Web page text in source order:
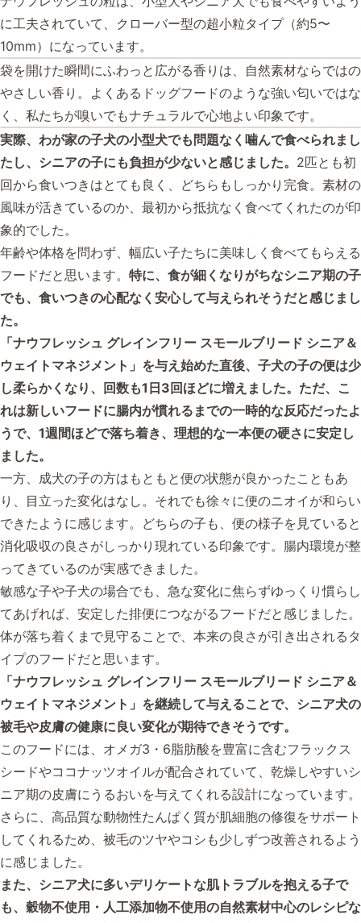
に工夫されていて、クローバー型の超小粒タイプ（約5〜
10mm）になっています。
袋を開けた瞬間にふわっと広がる香りは、自然素材ならではの
やさしい香り。よくあるドッグフードのような強い匂いではな
く、私たちが嗅いでもナチュラルで心地よい印象です。
実際、わが家の子犬の小型犬でも問題なく噛んで食べられまし
たし、シニアの子にも負担が少ないと感じました。 2匹とも初
回から食いつきはとても良く、どちらもしっかり完食。素材の
風味が活きているのか、最初から抵抗なく食べてくれたのが印
象的でした。
年齢や体格を問わず、幅広い子たちに美味しく食べてもらえる
フードだと思います。 特に、食が細くなりがちなシニア期の子
でも、食いつきの心配なく安心して与えられそうだと感じまし
た。
「ナウフレッシュ グレインフリー スモールブリード シニア＆
ウェイトマネジメント」を与え始めた直後、子犬の子の便は少
し柔らかくなり、回数も1日3回ほどに増えました。ただ、こ
れは新しいフードに腸内が慣れるまでの一時的な反応だったよ
うで、1週間ほどで落ち着き、理想的な一本便の硬さに安定し
ました。
一方、成犬の子の方はもともと便の状態が良かったこともあ
り、目立った変化はなし。それでも徐々に便のニオイが和らい
できたように感じます。どちらの子も、便の様子を見ていると
消化吸収の良さがしっかり現れている印象です。腸内環境が整
ってきているのが実感できました。
敏感な子や子犬の場合でも、急な変化に焦らずゆっくり慣らし
てあげれば、安定した排便につながるフードだと感じました。
体が落ち着くまで見守ることで、本来の良さが引き出されるタ
イプのフードだと思います。
「ナウフレッシュ グレインフリー スモールブリード シニア＆
ウェイトマネジメント」を継続して与えることで、シニア犬の
被毛や皮膚の健康に良い変化が期待できそうです。
このフードには、オメガ3・6脂肪酸を豊富に含むフラックス
シードやココナッツオイルが配合されていて、乾燥しやすいシ
ニア期の皮膚にうるおいを与えてくれる設計になっています。
さらに、高品質な動物性たんぱく質が肌細胞の修復をサポート
してくれるため、被毛のツヤやコシも少しずつ改善されるよう
に感じました。
また、シニア犬に多いデリケートな肌トラブルを抱える子で
も、穀物不使用・人工添加物不使用の自然素材中心のレシピな